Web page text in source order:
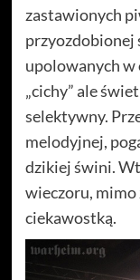
zastawionych
przyozdobionej
upolowanych w
„cichy” ale
selektywny.
melodyjnej,
dzikiej świni.
wieczoru, mimo
ciekawostką.